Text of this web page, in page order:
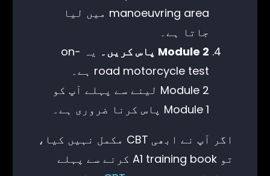
manoeuvring area میں لیا
جاتا ہے۔
Module 2 پاس کریں۔
یہ on-
road motorcycle test ہے۔
Module 2 لینے سے پہلے آپ کو
Module 1 پاس کرنا ضروری ہے۔
اگر آپ نے ابھی CBT مکمل نہیں کیا،
تو A1 training book کرنے سے پہلے